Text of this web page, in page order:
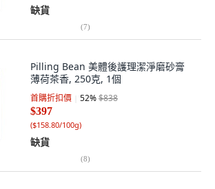
缺貨
(7)
Pilling Bean 美體後護理潔淨磨砂膏
薄荷茶香, 250克, 1個
首購折扣價 52%$838
$397
($158.80/100g)
缺貨
(8)